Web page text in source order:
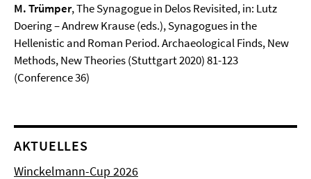
M. Trümper, The Synagogue in Delos Revisited, in: Lutz
Doering – Andrew Krause (eds.), Synagogues in the
Hellenistic and Roman Period. Archaeological Finds, New
Methods, New Theories (Stuttgart 2020) 81-123
(Conference 36)
AKTUELLES
Winckelmann-Cup 2026